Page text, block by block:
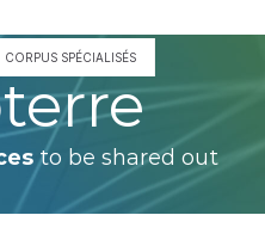
CORPUS SPÉCIALISÉS
to be shared out